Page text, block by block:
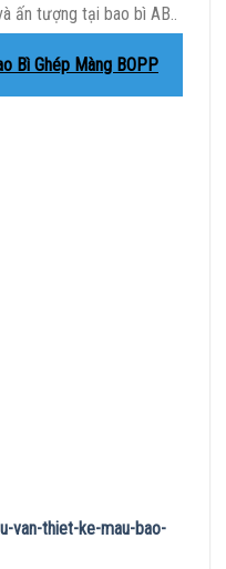
ấn tượng tại bao bì AB..
Bì Ghép Màng BOPP
van-thiet-ke-mau-bao-